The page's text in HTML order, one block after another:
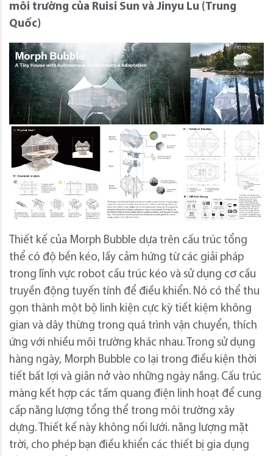
môi trường của Ruisi Sun và Jinyu Lu (Trung
Quốc)
Thiết kế của Morph Bubble dựa trên cấu trúc tổng
thể có độ bền kéo, lấy cảm hứng từ các giải pháp
trong lĩnh vực robot cấu trúc kéo và sử dụng cơ cấu
truyền động tuyến tính để điều khiển. Nó có thể thu
gọn thành một bộ linh kiện cực kỳ tiết kiệm không
gian và dây thừng trong quá trình vận chuyển, thích
ứng với nhiều môi trường khác nhau. Trong sử dụng
hàng ngày, Morph Bubble co lại trong điều kiện thời
tiết bất lợi và giãn nở vào những ngày nắng. Cấu trúc
màng kết hợp các tấm quang điện linh hoạt để cung
cấp năng lượng tổng thể trong môi trường xây
dựng. Thiết kế này không nối lưới. năng lượng mặt
trời, cho phép bạn điều khiển các thiết bị gia dụng